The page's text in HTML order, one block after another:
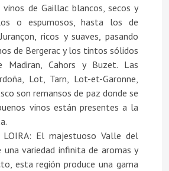
de Gaillac blancos, secos y
o espumosos, hasta los de
ricos y suaves, pasando
de Bergerac y los tintos sólidos
Madiran, Cahors y Buzet. Las
Lot, Tarn, Lot-et-Garonne,
son remansos de paz donde se
vinos están presentes a la
LOIRA: El majestuoso Valle del
una variedad infinita de aromas y
esta región produce una gama